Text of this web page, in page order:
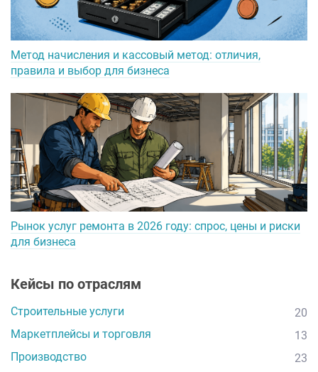
Метод начисления и кассовый метод: отличия,
правила и выбор для бизнеса
Рынок услуг ремонта в 2026 году: спрос, цены и риски
для бизнеса
Кейсы по отраслям
Строительные услуги
20
Маркетплейсы и торговля
13
Производство
23